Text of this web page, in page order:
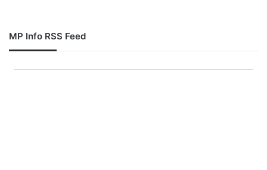
MP Info RSS Feed